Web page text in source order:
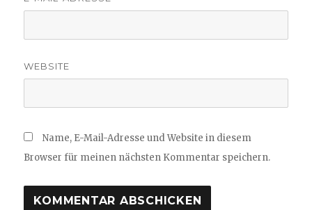
WEBSITE
Name, E-Mail-Adresse und Website in diesem
Browser für meinen nächsten Kommentar speichern.